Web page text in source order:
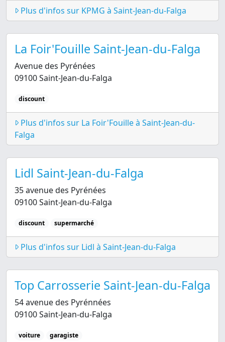
Plus d'infos sur KPMG à Saint-Jean-du-Falga
La Foir'Fouille Saint-Jean-du-Falga
Avenue des Pyrénées
09100 Saint-Jean-du-Falga
discount
Plus d'infos sur La Foir'Fouille à Saint-Jean-du-
Falga
Lidl Saint-Jean-du-Falga
35 avenue des Pyrénées
09100 Saint-Jean-du-Falga
discount supermarché
Plus d'infos sur Lidl à Saint-Jean-du-Falga
Top Carrosserie Saint-Jean-du-Falga
54 avenue des Pyrénnées
09100 Saint-Jean-du-Falga
voiture garagiste